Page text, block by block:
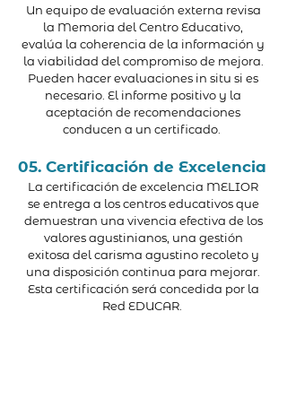
Un equipo de evaluación externa revisa
la Memoria del Centro Educativo,
evalúa la coherencia de la información y
la viabilidad del compromiso de mejora.
Pueden hacer evaluaciones in situ si es
necesario. El informe positivo y la
aceptación de recomendaciones
conducen a un certificado.
05. Certificación de Excelencia
La certificación de excelencia MELIOR
se entrega a los centros educativos que
demuestran una vivencia efectiva de los
valores agustinianos, una gestión
exitosa del carisma agustino recoleto y
una disposición continua para mejorar.
Esta certificación será concedida por la
Red EDUCAR.